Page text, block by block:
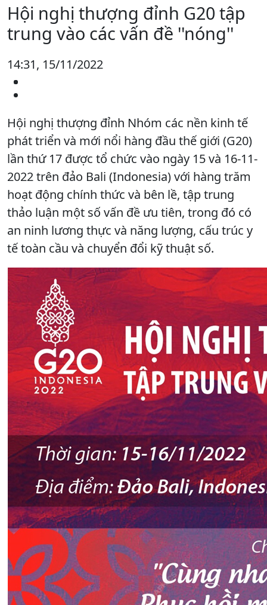
Hội nghị thượng đỉnh G20 tập
trung vào các vấn đề ''nóng''
14:31, 15/11/2022
Hội nghị thượng đỉnh Nhóm các nền kinh tế
phát triển và mới nổi hàng đầu thế giới (G20)
lần thứ 17 được tổ chức vào ngày 15 và 16-11-
2022 trên đảo Bali (Indonesia) với hàng trăm
hoạt động chính thức và bên lề, tập trung
thảo luận một số vấn đề ưu tiên, trong đó có
an ninh lương thực và năng lượng, cấu trúc y
tế toàn cầu và chuyển đổi kỹ thuật số.